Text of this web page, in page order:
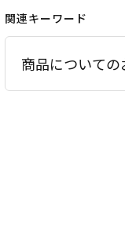
関連キーワード
商品について